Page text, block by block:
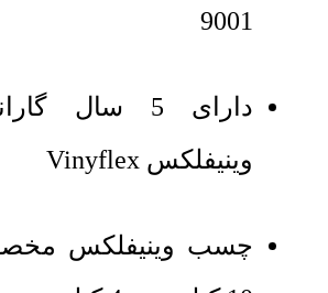
9001
دارای 5 سال
وینیفلکس Vinyflex
چسب وینیفلکس